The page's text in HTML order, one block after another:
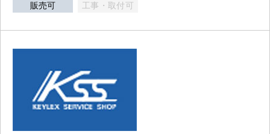
販売可 工事・取付可